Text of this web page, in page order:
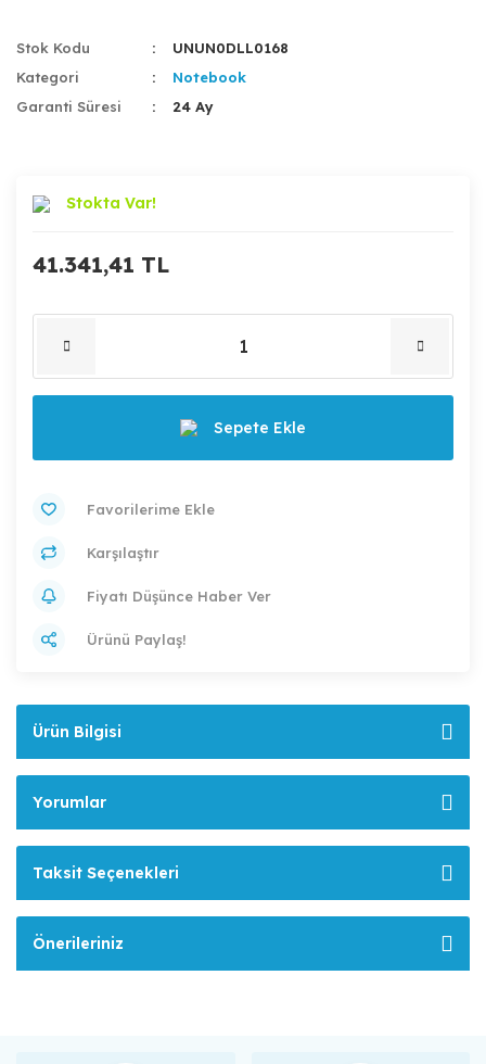
Stok Kodu
UNUN0DLL0168
Kategori
Notebook
Garanti Süresi
24 Ay
Stokta Var!
41.341,41 TL
Sepete Ekle
Karşılaştır
Fiyatı Düşünce Haber Ver
Ürünü Paylaş!
Ürün Bilgisi
Yorumlar
Taksit Seçenekleri
Önerileriniz